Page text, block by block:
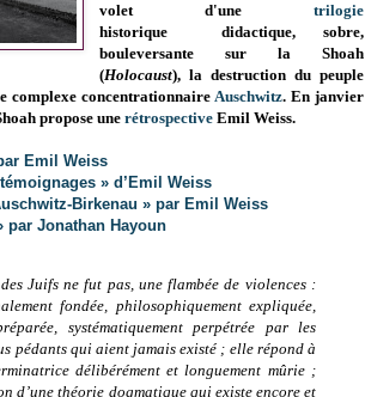
volet d'une trilogie
historique didactique, sobre,
bouleversante sur la Shoah
(Holocaust), la destruction du peuple
complexe concentrationnaireAuschwitz.En janvier
propose unerétrospective Emil Weiss.
Emil Weiss
» d’Emil Weiss
Birkenau » par Emil Weiss
par Jonathan Hayoun
Juifs ne fut pas, une flambée de violences :
fondée, philosophiquement expliquée,
systématiquement perpétrée par les
pédants qui aient jamais existé ; elle répond à
délibérément et longuement mûrie ;
d’une théorie dogmatique qui existe encore et